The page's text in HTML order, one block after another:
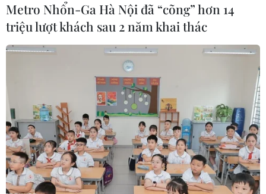
Hà Nội: Những gói quà ý nghĩa gửi
người dân làng chài mùa dịch
Metro Nhổn-Ga Hà Nội đã “cõng” hơn 14
triệu lượt khách sau 2 năm khai thác